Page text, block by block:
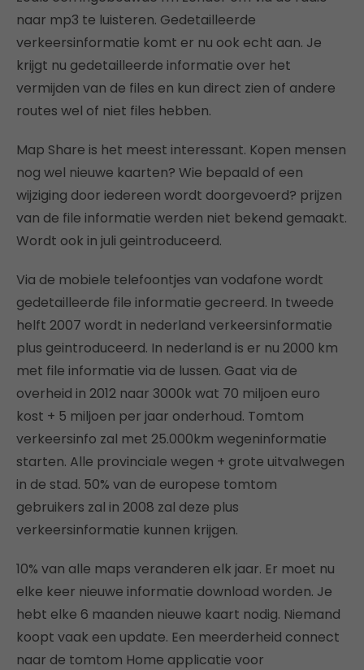
naar mp3 te luisteren. Gedetailleerde
verkeersinformatie komt er nu ook echt aan. Je
krijgt nu gedetailleerde informatie over het
vermijden van de files en kun direct zien of andere
routes wel of niet files hebben.
Map Share is het meest interessant. Kopen mensen
nog wel nieuwe kaarten? Wie bepaald of een
wijziging door iedereen wordt doorgevoerd? prijzen
van de file informatie werden niet bekend gemaakt.
Wordt ook in juli geintroduceerd.
Via de mobiele telefoontjes van vodafone wordt
gedetailleerde file informatie gecreerd. In tweede
helft 2007 wordt in nederland verkeersinformatie
plus geintroduceerd. In nederland is er nu 2000 km
met file informatie via de lussen. Gaat via de
overheid in 2012 naar 3000k wat 70 miljoen euro
kost + 5 miljoen per jaar onderhoud. Tomtom
verkeersinfo zal met 25.000km wegeninformatie
starten. Alle provinciale wegen + grote uitvalwegen
in de stad. 50% van de europese tomtom
gebruikers zal in 2008 zal deze plus
verkeersinformatie kunnen krijgen.
10% van alle maps veranderen elk jaar. Er moet nu
elke keer nieuwe informatie download worden. Je
hebt elke 6 maanden nieuwe kaart nodig. Niemand
koopt vaak een update. Een meerderheid connect
naar de tomtom Home applicatie voor